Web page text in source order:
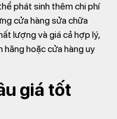
phát sinh thêm chi phí
cửa hàng sửa chữa
lượng và giá cả hợp lý,
hãng hoặc cửa hàng uy
giá tốt